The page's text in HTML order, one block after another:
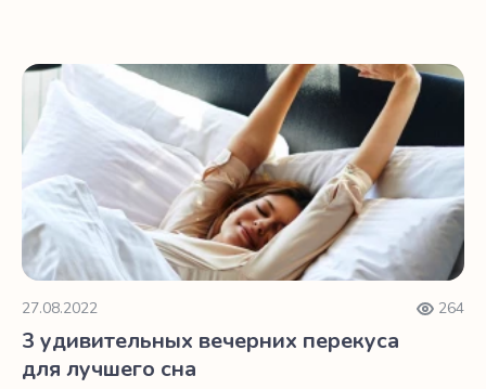
3 удивительных вечерних перекуса для лучшего сна
27.08.2022 264
3 удивительных вечерних перекуса
для лучшего сна